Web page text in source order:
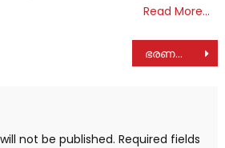
Read More…
ഭരണങ്ങാനം വിലങ്ങുപാറയില്‍ മീനച്ചിലാറ്റില്‍ കുളിക്കാനിറങ്ങി കാണാതായ അമലിന്റെ മൃതദേഹവും കണ്ടെത്തി
not be published. Required fields